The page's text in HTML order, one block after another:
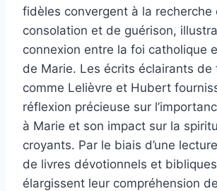
fidèles convergent à la recherche
consolation et de guérison,
connexion entre la foi catholique
de Marie. Les écrits éclairants de
comme Lelièvre et Hubert
réflexion précieuse sur
à Marie et son impact sur la
croyants. Par le biais d’une
de livres dévotionnels et
élargissent leur compréhension